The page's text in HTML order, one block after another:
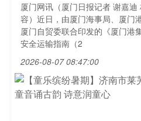
厦门网讯（厦门日报记者 谢嘉
容）近日，由厦门海事局、厦门
厦门自贸委联合印发的《厦门港
安全运输指南（2
2026-08-07 08:47:00